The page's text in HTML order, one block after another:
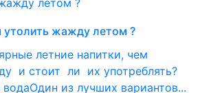
утолить жажду летом ?
летние напитки, чем
и стоит ли их употреблять?
из лучших вариантов...